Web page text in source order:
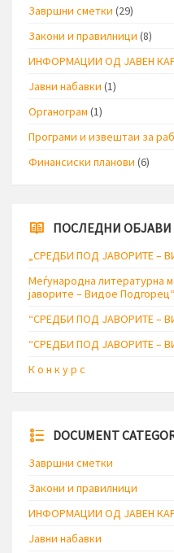
Завршни сметки (29)
Закони и правилници (8)
ИНФОРМАЦИИ ОД ЈАВЕН
Јавни набавки (1)
Органограм (1)
Програми и извештаи за
Финансиски планови (6)
ПОСЛЕДНИ ОБЈАВИ
„СРЕДБИ ПОД ЈАВОРИТЕ –
Меѓународна литературна
јаворите – Видое
“СРЕДБИ ПОД ЈАВОРИТЕ –
“СРЕДБИ ПОД ЈАВОРИТЕ –
К о н к у р с
DOCUMENT
Завршни сметки
Закони и правилници
ИНФОРМАЦИИ ОД ЈАВЕН
Јавни набавки